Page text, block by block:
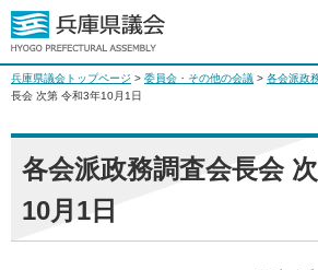
兵庫県議会トップページ > 委員会・その他の会議 > 各会派政
長会 次第 令和3年10月1日
各会派政務調査会長会
10月1日